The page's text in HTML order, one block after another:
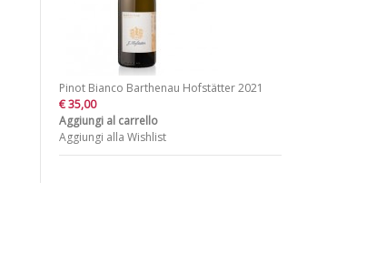
Pinot Bianco Barthenau Hofstätter 2021
€ 35,00
Aggiungi al carrello
Aggiungi alla Wishlist